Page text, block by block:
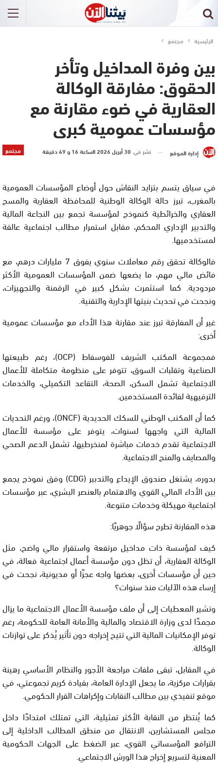
الرئيسية مجتمع
بين وفرة المداخيل وتأخر
الحقوق: مفارقة الوكالة
العقارية في ضوء مقارنة مع
مؤسسات عمومية كبرى
مجتمع إدارة الموقع نشر في 30 أبريل 2026 الساعة 16 و 49 دقيقة
في سياق يتسم بتزايد النقاش حول أوضاع المؤسسات العمومية
بالمغرب، تبرز حالة الوكالة الوطنية للمحافظة العقارية والمسح
العقاري والخرائطية كنموذج لمؤسسة تجمع بين النجاعة المالية
والتدبير الإداري المحكم، مقابل استمرار مطالب اجتماعية عالقة
لمستخدميها.
فالوكالة تحقق رقم معاملات سنوي يفوق 7 مليارات درهم، مع
فائض مالي مهم، ما يضعها ضمن المؤسسات العمومية الأكثر
مردودية. كما استثمرت بشكل كبير في الرقمنة والتجهيزات،
ونجحت في تحديث بنيتها الإدارية والتقنية.
غير أن المفارقة تبرز عند مقارنة هذا الأداء مع مؤسسات عمومية
أخرى:
فمجموعة المكتب الشريف للفوسفاط (OCP)، رغم طبيعتها
الصناعية وتقلبات السوق، تتوفر على منظومة متكاملة للأعمال
الاجتماعية تشمل السكن، الصحة، التقاعد التكميلي، والخدمات
الترفيهية لفائدة المستخدمين.
كما أن المكتب الوطني للسكك الحديدية (ONCF)، ورغم التحديات
المالية التي واجهها لسنوات، يتوفر على مؤسسة للأعمال
الاجتماعية تقدم خدمات مباشرة لمنخرطيها، تشمل الدعم الصحي
والمصايف والمنح الاجتماعية.
بدوره، يشتغل صندوق الإيداع والتدبير (CDG) وفق نموذج يجمع
بين الأداء المالي القوي والاهتمام بالعنصر البشري، عبر مؤسسات
اجتماعية مهيكلة وخدمات متنوعة.
هذه المقارنة تطرح سؤالًا جوهريًا:
كيف لمؤسسة ذات مداخيل مرتفعة واستقرار مالي واضح، مثل
الوكالة العقارية، أن تظل دون مؤسسة أعمال اجتماعية فعالة، في
حين أن مؤسسات أخرى، بعضها واجه عجزًا أو مديونية، نجحت في
إرساء هذه الآليات منذ سنوات؟
وتشير المعطيات إلى أن ملف مؤسسة الأعمال الاجتماعية ما يزال
مجمدًا لدى وزارة الاقتصاد والمالية والأمانة العامة للحكومة، رغم
توفر الإمكانيات المالية التي تتيح إخراجه دون تأثير يُذكر على توازنات
الوكالة.
في المقابل، تبقى ملفات مراجعة الأجور والنظام الأساسي رهينة
بقرارات مركزية، ما يجعل الإدارة العامة، بقيادة كريم تجموعتي، في
موقع تنفيذي بين مطالب النقابات وإكراهات القرار الحكومي.
كما يُنتظر من النقابة الأكثر تمثيلية، التي تمتلك امتدادًا داخل
مجلس المستشارين، الانتقال من منطق المطالب الداخلية إلى
الترافع المؤسساتي القوي، عبر الضغط على الجهات الحكومية
المعنية لتسريع إخراج هذا الورش الاجتماعي.